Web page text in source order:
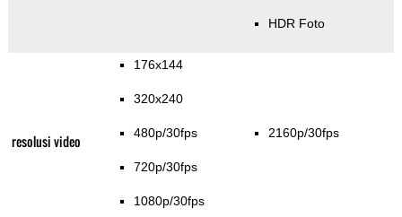
HDR Foto
resolusi video
176x144
320x240
480p/30fps
720p/30fps
1080p/30fps
2160p/30fps